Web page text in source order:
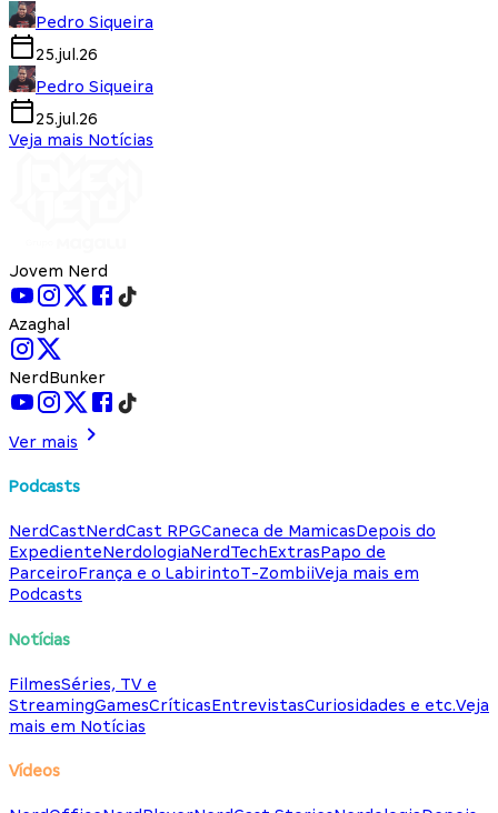
Pedro Siqueira
25.jul.26
Pedro Siqueira
25.jul.26
Veja mais Notícias
Jovem Nerd
Azaghal
NerdBunker
Ver mais
Podcasts
NerdCastNerdCast RPGCaneca de MamicasDepois do
ExpedienteNerdologiaNerdTechExtrasPapo de
ParceiroFrança e o LabirintoT-ZombiiVeja mais em
Podcasts
Notícias
FilmesSéries, TV e
StreamingGamesCríticasEntrevistasCuriosidades e etc.Veja
mais em Notícias
Vídeos